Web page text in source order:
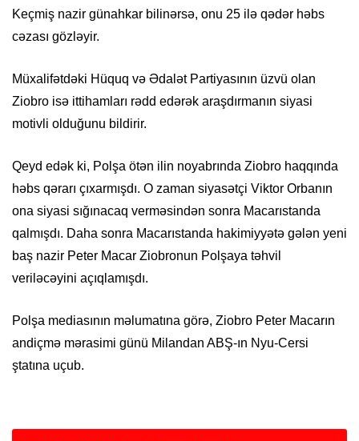
Keçmiş nazir günahkar bilinərsə, onu 25 ilə qədər həbs
cəzası gözləyir.
Müxalifətdəki Hüquq və Ədalət Partiyasının üzvü olan
Ziobro isə ittihamları rədd edərək araşdırmanın siyasi
motivli olduğunu bildirir.
Qeyd edək ki, Polşa ötən ilin noyabrında Ziobro haqqında
həbs qərarı çıxarmışdı. O zaman siyasətçi Viktor Orbanın
ona siyasi sığınacaq verməsindən sonra Macarıstanda
qalmışdı. Daha sonra Macarıstanda hakimiyyətə gələn yeni
baş nazir Peter Macar Ziobronun Polşaya təhvil
veriləcəyini açıqlamışdı.
Polşa mediasının məlumatına görə, Ziobro Peter Macarın
andiçmə mərasimi günü Milandan ABŞ-ın Nyu-Cersi
ştatına uçub.